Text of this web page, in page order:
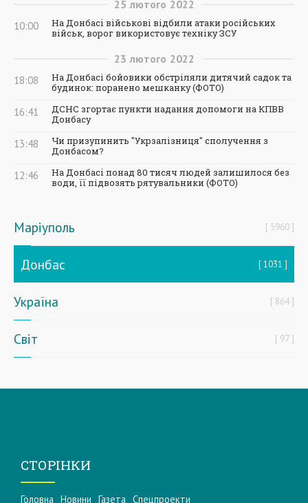
25 лютого 2022
10:00
На Донбасі військові відбили атаки російських
військ, ворог використовує техніку ЗСУ
23 лютого 2022
18:08
На Донбасі бойовики обстріляли дитячий садок та
будинок: поранено мешканку (ФОТО)
16:41
ДСНС згортає пункти надання допомоги на КПВВ
Донбасу
13:48
Чи призупинить "Укрзалізниця" сполучення з
Донбасом?
12:46
На Донбасі понад 80 тисяч людей залишилося без
води, її підвозять рятувальники (ФОТО)
Маріуполь 5960
Донбас 1031
Україна 864
Світ 97
СТОРІНКИ
Головна Новини Газета Спецпроекти